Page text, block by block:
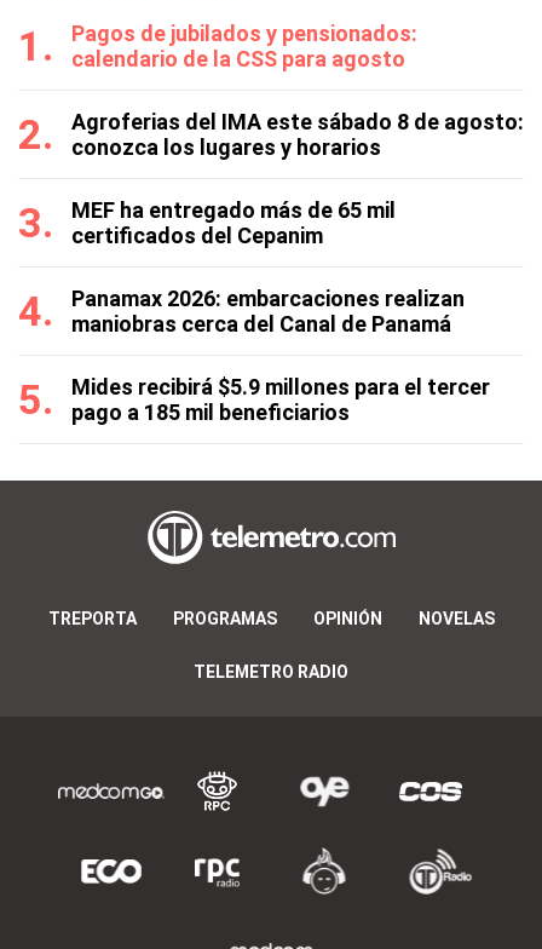
Pagos de jubilados y pensionados:
calendario de la CSS para agosto
Agroferias del IMA este sábado 8 de agosto:
conozca los lugares y horarios
MEF ha entregado más de 65 mil
certificados del Cepanim
Panamax 2026: embarcaciones realizan
maniobras cerca del Canal de Panamá
Mides recibirá $5.9 millones para el tercer
pago a 185 mil beneficiarios
TREPORTA PROGRAMAS OPINIÓN NOVELAS
TELEMETRO RADIO